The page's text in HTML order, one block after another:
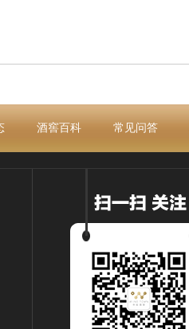
酒窖百科 常见问答